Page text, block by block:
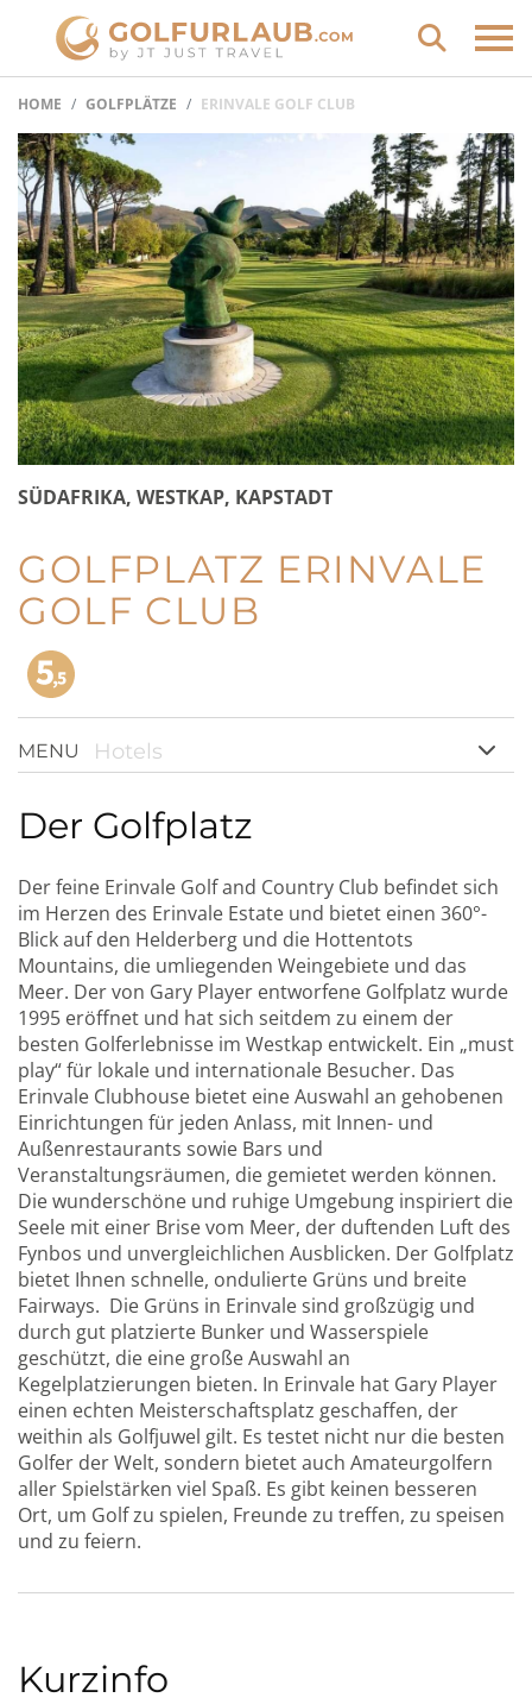
HOME GOLFPLÄTZE ERINVALE GOLF CLUB
SÜDAFRIKA, WESTKAP, KAPSTADT
GOLFPLATZ ERINVALE
GOLF CLUB
MENU Hotels
Der Golfplatz
Der feine Erinvale Golf and Country Club befindet sich
im Herzen des Erinvale Estate und bietet einen 360°-
Blick auf den Helderberg und die Hottentots
Mountains, die umliegenden Weingebiete und das
Meer. Der von Gary Player entworfene Golfplatz wurde
1995 eröffnet und hat sich seitdem zu einem der
besten Golferlebnisse im Westkap entwickelt. Ein „must
play“ für lokale und internationale Besucher. Das
Erinvale Clubhouse bietet eine Auswahl an gehobenen
Einrichtungen für jeden Anlass, mit Innen- und
Außenrestaurants sowie Bars und
Veranstaltungsräumen, die gemietet werden können.
Die wunderschöne und ruhige Umgebung inspiriert die
Seele mit einer Brise vom Meer, der duftenden Luft des
Fynbos und unvergleichlichen Ausblicken. Der Golfplatz
bietet Ihnen schnelle, ondulierte Grüns und breite
Fairways. Die Grüns in Erinvale sind großzügig und
durch gut platzierte Bunker und Wasserspiele
geschützt, die eine große Auswahl an
Kegelplatzierungen bieten. In Erinvale hat Gary Player
einen echten Meisterschaftsplatz geschaffen, der
weithin als Golfjuwel gilt. Es testet nicht nur die besten
Golfer der Welt, sondern bietet auch Amateurgolfern
aller Spielstärken viel Spaß. Es gibt keinen besseren
Ort, um Golf zu spielen, Freunde zu treffen, zu speisen
und zu feiern.
Kurzinfo